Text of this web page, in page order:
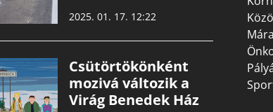
2025. 01. 17. 12:22
Csütörtökönként
mozivá változik a
Virág Benedek Ház